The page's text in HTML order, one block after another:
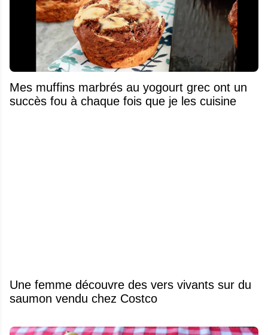
Mes muffins marbrés au yogourt grec ont un
succès fou à chaque fois que je les cuisine
Une femme découvre des vers vivants sur du
saumon vendu chez Costco